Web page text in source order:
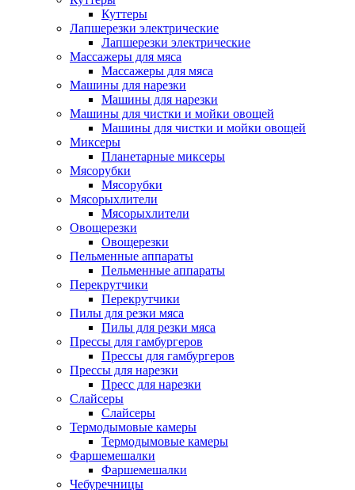
Куттеры
Лапшерезки электрические
Лапшерезки электрические
Массажеры для мяса
Массажеры для мяса
Машины для нарезки
Машины для нарезки
Машины для чистки и мойки овощей
Машины для чистки и мойки овощей
Миксеры
Планетарные миксеры
Мясорубки
Мясорубки
Мясорыхлители
Мясорыхлители
Овощерезки
Овощерезки
Пельменные аппараты
Пельменные аппараты
Перекрутчики
Перекрутчики
Пилы для резки мяса
Пилы для резки мяса
Прессы для гамбургеров
Прессы для гамбургеров
Прессы для нарезки
Пресс для нарезки
Слайсеры
Слайсеры
Термодымовые камеры
Термодымовые камеры
Фаршемешалки
Фаршемешалки
Чебуречницы